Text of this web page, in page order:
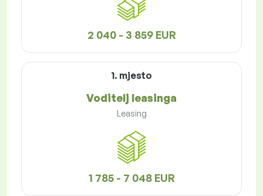
2 040 - 3 859 EUR
1. mjesto
Voditelj leasinga
Leasing
1 785 - 7 048 EUR